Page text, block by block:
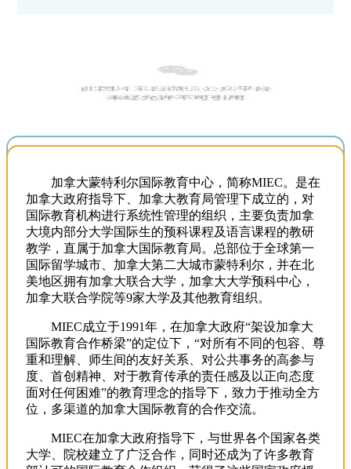
加拿大蒙特利尔国际教育中心
加拿大蒙特利尔国际教育中心，简称MIEC。是在
加拿大政府指导下、加拿大教育局管理下成立的，对
国际教育机构进行系统性管理的组织，主要负责加拿
大境内部分大学国际生的预科课程及语言课程的教研
教学，直属于加拿大国际教育局。总部位于全球第一
国际留学城市、加拿大第二大城市蒙特利尔，并在北
美地区拥有加拿大联合大学，加拿大大学预科中心，
加拿大联合学院等9家大学及其他教育组织。
MIEC成立于1991年，在加拿大政府“架设加拿大
国际教育合作桥梁”的定位下，“对所有不同的包容、尊
重和理解、师生间的友好关系、对公共事务的高参与
度、首创精神、对于教育传承的责任感及以正向态度
面对任何困难”的教育理念的指导下，致力于推动全方
位，多渠道的加拿大国际教育的合作交流。
MIEC在加拿大政府指导下，与世界各个国家各类
大学、院校建立了广泛合作，同时还成为了许多教育